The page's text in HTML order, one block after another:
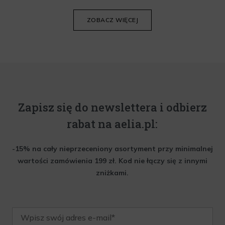
ZOBACZ WIĘCEJ
Zapisz się do newslettera i odbierz
rabat na aelia.pl:
-15% na cały nieprzeceniony asortyment przy minimalnej
wartości zamówienia 199 zł. Kod nie łączy się z innymi
zniżkami.